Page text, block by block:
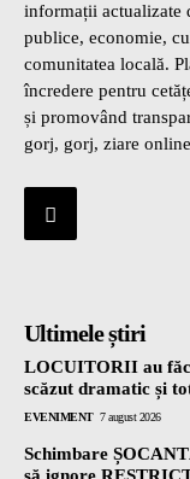
informații actualizate
publice, economie,
comunitatea locală.
încredere pentru
și promovând
gorj, gorj, ziare
Ultimele știri
LOCUITORII au
scăzut dramatic și
EVENIMENT 7 august 2026
Schimbare
să ignore